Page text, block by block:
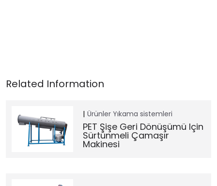
Ürünler Yıkama sistemleri
PET Şişe Geri Dönüşümü Için
Sürtünmeli Çamaşır
Makinesi